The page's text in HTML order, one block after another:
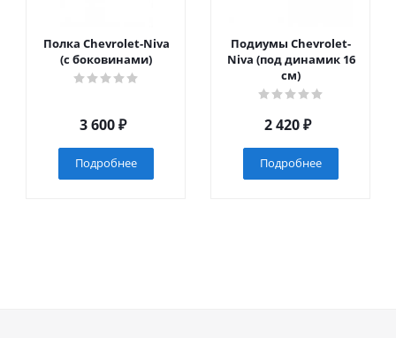
Полка Chevrolet-Niva
(с боковинами)
3 600₽
Подробнее
Подиумы Chevrolet-
Niva (под динамик 16
см)
2 420₽
Подробнее